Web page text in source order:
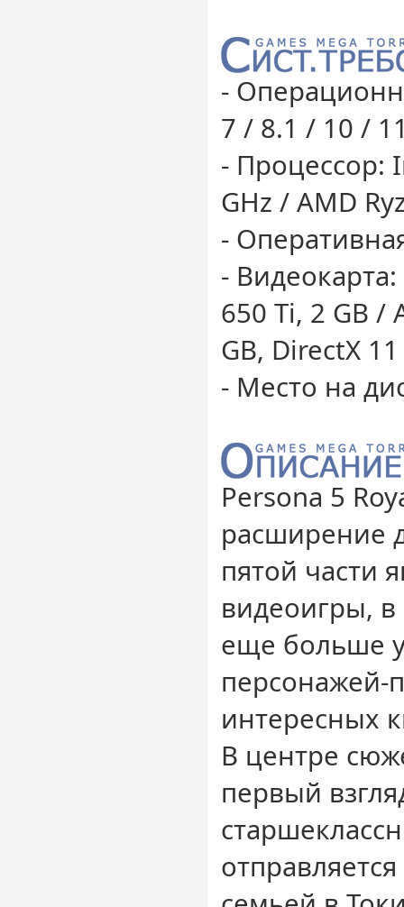
-
7 / 8.1 / 10 /
- Процессор:
GHz / AMD
-
- Видеокарта:
650 Ti, 2 GB /
GB, DirectX 11
- Место на
Persona 5
расширение
пятой части
видеоигры,
еще больше
персонажей-
интересных
В центре
первый